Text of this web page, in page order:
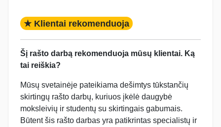
★ Klientai rekomenduoja
Šį rašto darbą rekomenduoja mūsų klientai. Ką
tai reiškia?
Mūsų svetainėje pateikiama dešimtys tūkstančių
skirtingų rašto darbų, kuriuos įkėlė daugybė
moksleivių ir studentų su skirtingais gabumais.
Būtent šis rašto darbas yra patikrintas specialistų ir